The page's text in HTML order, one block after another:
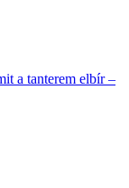
a tanterem elbír –